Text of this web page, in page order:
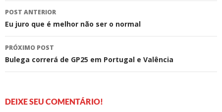
Navegação
de
posts
POST ANTERIOR
Eu juro que é melhor não ser o normal
PRÓXIMO POST
Bulega correrá de GP25 em Portugal e Valência
DEIXE SEU COMENTÁRIO!